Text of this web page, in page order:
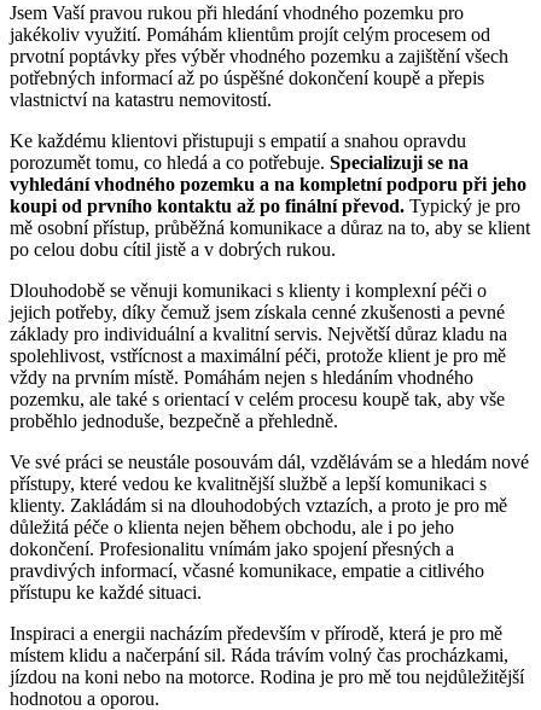
Jsem Vaší pravou rukou při hledání vhodného pozemku pro
jakékoliv využití. Pomáhám klientům projít celým procesem od
prvotní poptávky přes výběr vhodného pozemku a zajištění všech
potřebných informací až po úspěšné dokončení koupě a přepis
vlastnictví na katastru nemovitostí.
Ke každému klientovi přistupuji s empatií a snahou opravdu
porozumět tomu, co hledá a co potřebuje. Specializuji se na
vyhledání vhodného pozemku a na kompletní podporu při jeho
koupi od prvního kontaktu až po finální převod. Typický je pro
mě osobní přístup, průběžná komunikace a důraz na to, aby se klient
po celou dobu cítil jistě a v dobrých rukou.
Dlouhodobě se věnuji komunikaci s klienty i komplexní péči o
jejich potřeby, díky čemuž jsem získala cenné zkušenosti a pevné
základy pro individuální a kvalitní servis. Největší důraz kladu na
spolehlivost, vstřícnost a maximální péči, protože klient je pro mě
vždy na prvním místě. Pomáhám nejen s hledáním vhodného
pozemku, ale také s orientací v celém procesu koupě tak, aby vše
proběhlo jednoduše, bezpečně a přehledně.
Ve své práci se neustále posouvám dál, vzdělávám se a hledám nové
přístupy, které vedou ke kvalitnější službě a lepší komunikaci s
klienty. Zakládám si na dlouhodobých vztazích, a proto je pro mě
důležitá péče o klienta nejen během obchodu, ale i po jeho
dokončení. Profesionalitu vnímám jako spojení přesných a
pravdivých informací, včasné komunikace, empatie a citlivého
přístupu ke každé situaci.
Inspiraci a energii nacházím především v přírodě, která je pro mě
místem klidu a načerpání sil. Ráda trávím volný čas procházkami,
jízdou na koni nebo na motorce. Rodina je pro mě tou nejdůležitější
hodnotou a oporou.